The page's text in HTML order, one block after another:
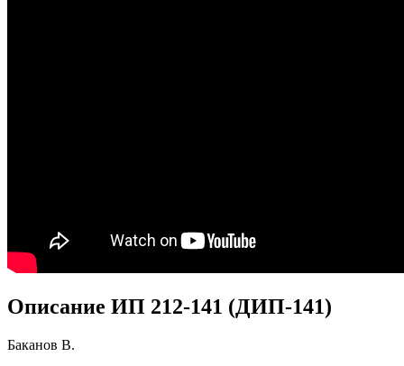
Описание ИП 212-141 (ДИП-141)
Баканов В.